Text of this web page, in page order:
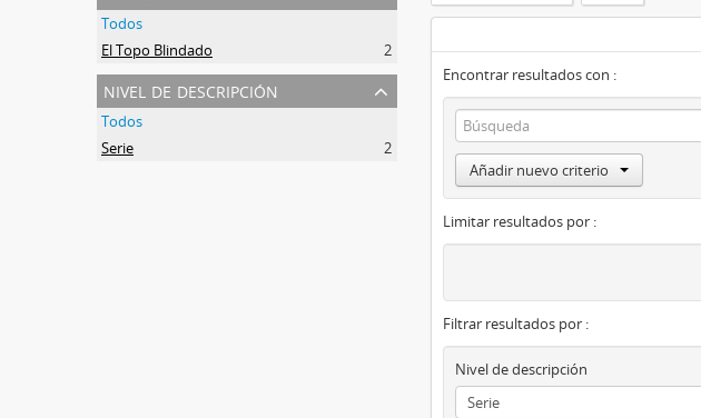
Todos
El Topo Blindado
2
nivel de descripción
Todos
Serie
2
Encontrar resultados con :
Añadir nuevo criterio
Limitar resultados por :
Filtrar resultados por :
Nivel de descripción